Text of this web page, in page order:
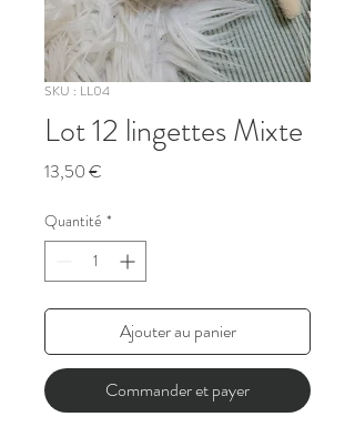
SKU : LL04
Lot 12 lingettes Mixte
13,50 €
Quantité *
Ajouter au panier
Commander et payer